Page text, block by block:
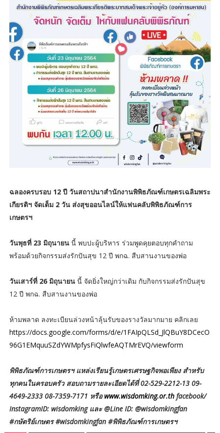
ฉลองครบรอบ 12 ปี วันสถาปนาสำนักงานพิพิธภัณฑ์เกษตรเฉลิมพระ
เกียรติฯ จัดเต็ม 2 วัน ส่งสุขออนไลน์ให้แฟนคลับพิพิธภัณฑ์การ
เกษตรฯ
วันพุธที่ 23 มิถุนายน นี้ พบปะผู้บริหาร ร่วมพูดคุยตอบทุกคำถาม
พร้อมด้วยกิจกรรมส่งรักปันสุข 12 ปี พกฉ. สืบสานงานของพ่อ
วันเสาร์ที่ 26 มิถุนายน นี้ จัดยิ่งใหญ่กว่าเดิม กับกิจกรรมส่งรักปันสุข
12 ปี พกฉ. สืบสานงานของพ่อ
ห้ามพลาด ลงทะเบียนล่วงหน้าลุ้นรับของรางวัลมากมาย คลิกเลย
https://docs.google.com/forms/d/e/1FAIpQLSd_JlQBuY8DCecO
96G1EMquuSZdYWMpfysFiQlwfeAQTMrEVQ/viewform
พิพิธภัณฑ์การเกษตรฯ แหล่งเรียนรู้เกษตรเศรษฐกิจพอเพียง สำหรับ
ทุกคนในครอบครัว สอบถามรายละเอียดได้ที่ 02-529-2212-13 09-
4649-2333 08-7359-7171 หรือwww.wisdomking.or.thfacebook/
InstagramID: wisdomking และ @Line ID: @wisdomkingfan
#กษัตริย์เกษตร #wisdomkingfan #พิพิธภัณฑ์การเกษตรฯ